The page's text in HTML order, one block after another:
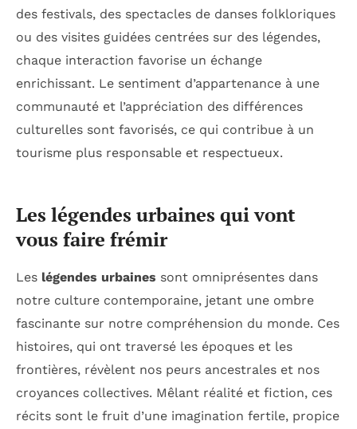
des festivals, des spectacles de danses folkloriques
ou des visites guidées centrées sur des légendes,
chaque interaction favorise un échange
enrichissant. Le sentiment d’appartenance à une
communauté et l’appréciation des différences
culturelles sont favorisés, ce qui contribue à un
tourisme plus responsable et respectueux.
Les légendes urbaines qui vont
vous faire frémir
Les légendes urbaines sont omniprésentes dans
notre culture contemporaine, jetant une ombre
fascinante sur notre compréhension du monde. Ces
histoires, qui ont traversé les époques et les
frontières, révèlent nos peurs ancestrales et nos
croyances collectives. Mêlant réalité et fiction, ces
récits sont le fruit d’une imagination fertile, propice